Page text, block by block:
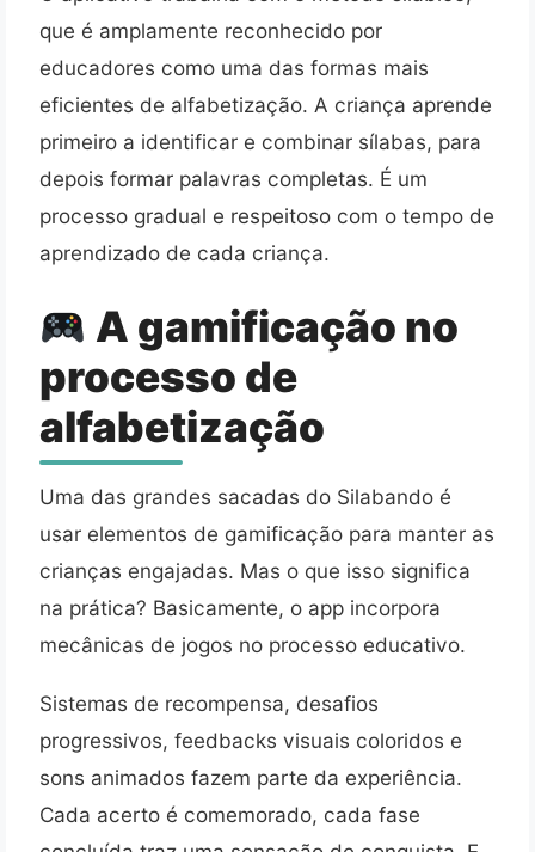
que é amplamente reconhecido por
educadores como uma das formas mais
eficientes de alfabetização. A criança aprende
primeiro a identificar e combinar sílabas, para
depois formar palavras completas. É um
processo gradual e respeitoso com o tempo de
aprendizado de cada criança.
A gamificação no
processo de
alfabetização
Uma das grandes sacadas do Silabando é
usar elementos de gamificação para manter as
crianças engajadas. Mas o que isso significa
na prática? Basicamente, o app incorpora
mecânicas de jogos no processo educativo.
Sistemas de recompensa, desafios
progressivos, feedbacks visuais coloridos e
sons animados fazem parte da experiência.
Cada acerto é comemorado, cada fase